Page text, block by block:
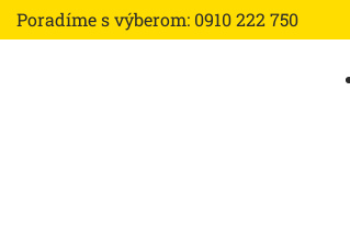
Poradíme s výberom: 0910 222 750